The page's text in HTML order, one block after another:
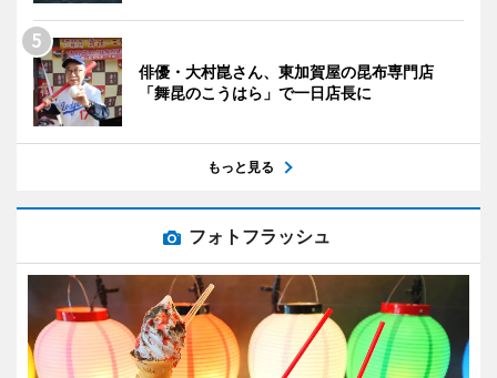
俳優・大村崑さん、東加賀屋の昆布専門店
「舞昆のこうはら」で一日店長に
もっと見る
フォトフラッシュ